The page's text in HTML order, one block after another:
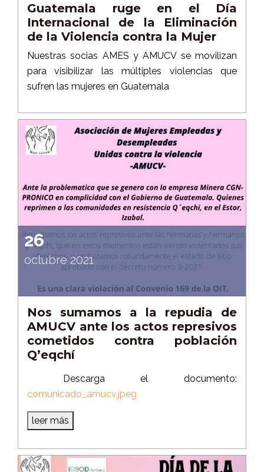
Guatemala ruge en el Día
Internacional de la Eliminación
de la Violencia contra la Mujer
Nuestras socias AMES y AMUCV se movilizan
para visibilizar las múltiples violencias que
sufren las mujeres en Guatemala
26
octubre 2021
Nos sumamos a la repudia de
AMUCV ante los actos represivos
cometidos contra población
Q’eqchí
Descarga el documento:
comunicado_amucv.jpeg
leer más